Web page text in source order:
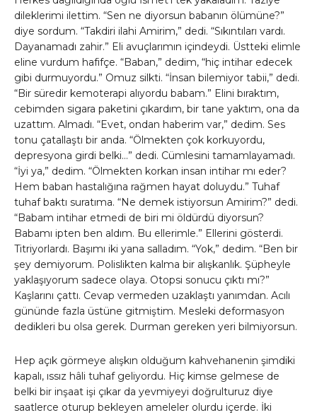
dileklerimi ilettim. “Sen ne diyorsun babanın ölümüne?”
diye sordum. “Takdiri ilahi Amirim,” dedi. “Sıkıntıları vardı.
Dayanamadı zahir.” Eli avuçlarımın içindeydi. Üstteki elimle
eline vurdum hafifçe. “Baban,” dedim, “hiç intihar edecek
gibi durmuyordu.” Omuz silkti. “İnsan bilemiyor tabii,” dedi.
“Bir süredir kemoterapi alıyordu babam.” Elini bıraktım,
cebimden sigara paketini çıkardım, bir tane yaktım, ona da
uzattım. Almadı. “Evet, ondan haberim var,” dedim. Ses
tonu çatallaştı bir anda. “Ölmekten çok korkuyordu,
depresyona girdi belki…” dedi. Cümlesini tamamlayamadı.
“İyi ya,” dedim. “Ölmekten korkan insan intihar mı eder?
Hem baban hastalığına rağmen hayat doluydu.” Tuhaf
tuhaf baktı suratıma. “Ne demek istiyorsun Amirim?” dedi.
“Babam intihar etmedi de biri mi öldürdü diyorsun?
Babamı ipten ben aldım. Bu ellerimle.” Ellerini gösterdi.
Titriyorlardı. Başımı iki yana salladım. “Yok,” dedim. “Ben bir
şey demiyorum. Polislikten kalma bir alışkanlık. Şüpheyle
yaklaşıyorum sadece olaya. Otopsi sonucu çıktı mı?”
Kaşlarını çattı. Cevap vermeden uzaklaştı yanımdan. Acılı
gününde fazla üstüne gitmiştim. Mesleki deformasyon
dedikleri bu olsa gerek. Durman gereken yeri bilmiyorsun.
Hep açık görmeye alışkın olduğum kahvehanenin şimdiki
kapalı, ıssız hâli tuhaf geliyordu. Hiç kimse gelmese de
belki bir inşaat işi çıkar da yevmiyeyi doğrulturuz diye
saatlerce oturup bekleyen ameleler olurdu içerde. İki